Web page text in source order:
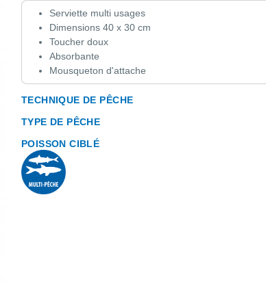
Serviette multi usages
Dimensions 40 x 30 cm
Toucher doux
Absorbante
Mousqueton d'attache
TECHNIQUE DE PÊCHE
TYPE DE PÊCHE
POISSON CIBLÉ